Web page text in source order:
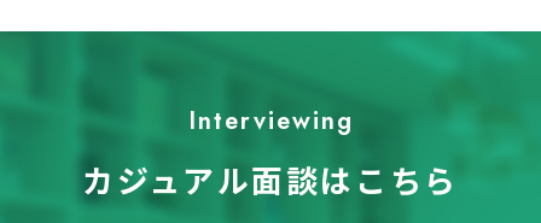
Interviewing
カジュアル面談はこちら